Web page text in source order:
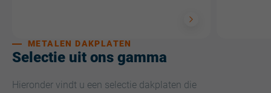
Selectie uit ons gamma
METALEN DAKPLATEN
Hieronder vindt u een selectie dakplaten die